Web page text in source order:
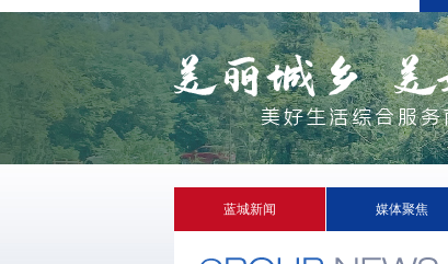
蓝城新闻 媒体聚焦